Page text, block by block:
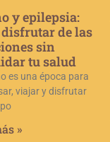
y epilepsia:
de las
sin
tu salud
es una época para
viajar y disfrutar
»